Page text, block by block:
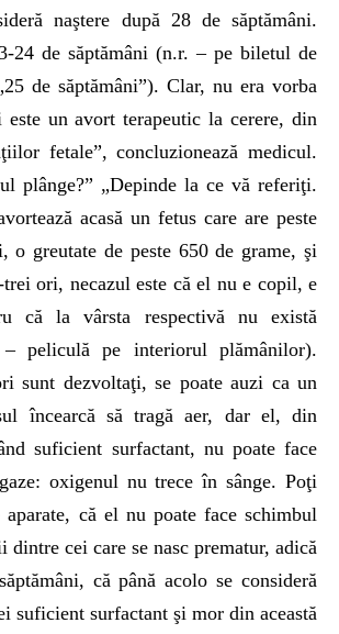
naştere după 28 de săptămâni.
24 de săptămâni (n.r. – pe biletul de
de săptămâni”). Clar, nu era vorba
este un avort terapeutic la cerere, din
fetale”, concluzionează medicul.
plânge?” „Depinde la ce vă referiţi.
acasă un fetus care are peste
o greutate de peste 650 de grame, şi
ori, necazul este că el nu e copil, e
că la vârsta respectivă nu există
peliculă pe interiorul plămânilor).
sunt dezvoltaţi, se poate auzi ca un
încearcă să tragă aer, dar el, din
suficient surfactant, nu poate face
oxigenul nu trece în sânge. Poţi
că el nu poate face schimbul
dintre cei care se nasc prematur, adică
că până acolo se consideră
suficient surfactant şi mor din această